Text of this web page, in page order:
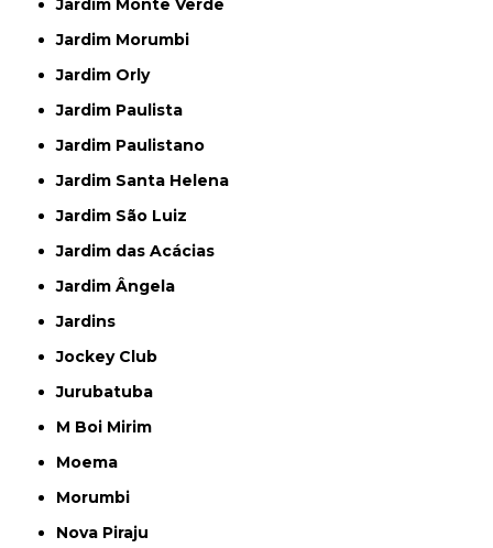
Jardim Monte Verde
Jardim Morumbi
Jardim Orly
Jardim Paulista
Jardim Paulistano
Jardim Santa Helena
Jardim São Luiz
Jardim das Acácias
Jardim Ângela
Jardins
Jockey Club
Jurubatuba
M Boi Mirim
Moema
Morumbi
Nova Piraju